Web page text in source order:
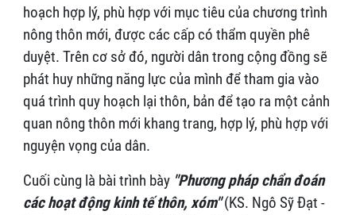
hoạch hợp lý, phù hợp với mục tiêu của chương trình
nông thôn mới, được các cấp có thẩm quyền phê
duyệt. Trên cơ sở đó, người dân trong cộng đồng sẽ
phát huy những năng lực của mình để tham gia vào
quá trình quy hoạch lại thôn, bản để tạo ra một cảnh
quan nông thôn mới khang trang, hợp lý, phù hợp với
nguyện vọng của dân.
Cuối cùng là bài trình bày "Phương pháp chẩn đoán
các hoạt động kinh tế thôn, xóm"(KS. Ngô Sỹ Đạt -